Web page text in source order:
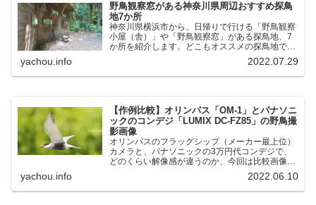
野鳥観察窓がある神奈川県周辺おすすめ探鳥
地7か所
神奈川県横浜市から、日帰りで行ける「野鳥観察
小屋（舎）」や「野鳥観察窓」がある探鳥地、7
か所を紹介します。どこもオススメの探鳥地で
す。実際に訪れてみると、野山にいる野鳥、海や
湖にいる野鳥それぞれ違う観察になりました。街
中にあり、電車で行ける...
yachou.info 2022.07.29
【作例比較】オリンパス「OM-1」とパナソニ
ックのコンデジ「LUMIX DC-FZ85」の野鳥撮
影画像
オリンパスのフラッグシップ（メーカー最上位）
カメラと、パナソニックの3万円代コンデジで、
どのくらい解像感が違うのか、今回は比較画像を
紹介します。私はコンデジを愛用しているのです
が、相棒がオリンパス「OM-1」を使い始めたと
ころ、同じ被写体で...
yachou.info 2022.06.10